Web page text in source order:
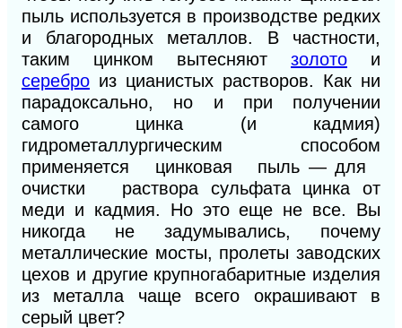
пыль используется в производстве редких
и благородных металлов. В частности,
таким цинком вытесняют золото и
серебро из цианистых растворов. Как ни
парадоксально, но и при получении
самого цинка (и кадмия)
гидрометаллургическим способом
применяется цинковая пыль — для
очистки раствора сульфата цинка от
меди и кадмия. Но это еще не все. Вы
никогда не задумывались, почему
металлические мосты, пролеты заводских
цехов и другие крупногабаритные изделия
из металла чаще всего окрашивают в
серый цвет?